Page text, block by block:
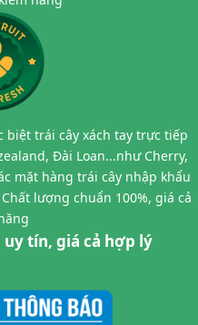
biệt trái cây xách tay trực tiếp
Đài Loan...như Cherry,
mặt hàng trái cây nhập khẩu
lượng chuẩn 100%, giá cả
tín, giá cả hợp lý